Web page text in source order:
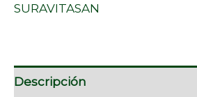
SURAVITASAN
Descripción